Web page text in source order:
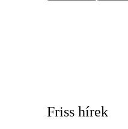
Friss hírek